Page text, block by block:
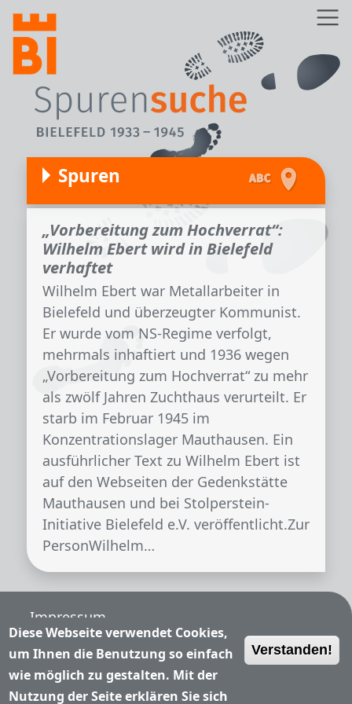
Direkt zum Inhalt
Spuren
„Vorbereitung zum Hochverrat“:
Wilhelm Ebert wird in Bielefeld
verhaftet
Wilhelm Ebert war Metallarbeiter in
Bielefeld und überzeugter Kommunist.
Er wurde vom NS-Regime verfolgt,
mehrmals inhaftiert und 1936 wegen
„Vorbereitung zum Hochverrat“ zu mehr
als zwölf Jahren Zuchthaus verurteilt. Er
starb im Februar 1945 im
Konzentrationslager Mauthausen. Ein
ausführlicher Text zu Wilhelm Ebert ist
auf den Webseiten der Gedenkstätte
Mauthausen und bei Stolperstein-
Initiative Bielefeld e.V. veröffentlicht.Zur
PersonWilhelm…
Fußzeile
Impressum
Nutzungsbedingungen
Datenschutzerklärung
Diese Webseite verwendet Cookies,
um Ihnen die Benutzung so einfach
wie möglich zu gestalten. Mit der
Nutzung der Seite erklären Sie sich
Verstanden!